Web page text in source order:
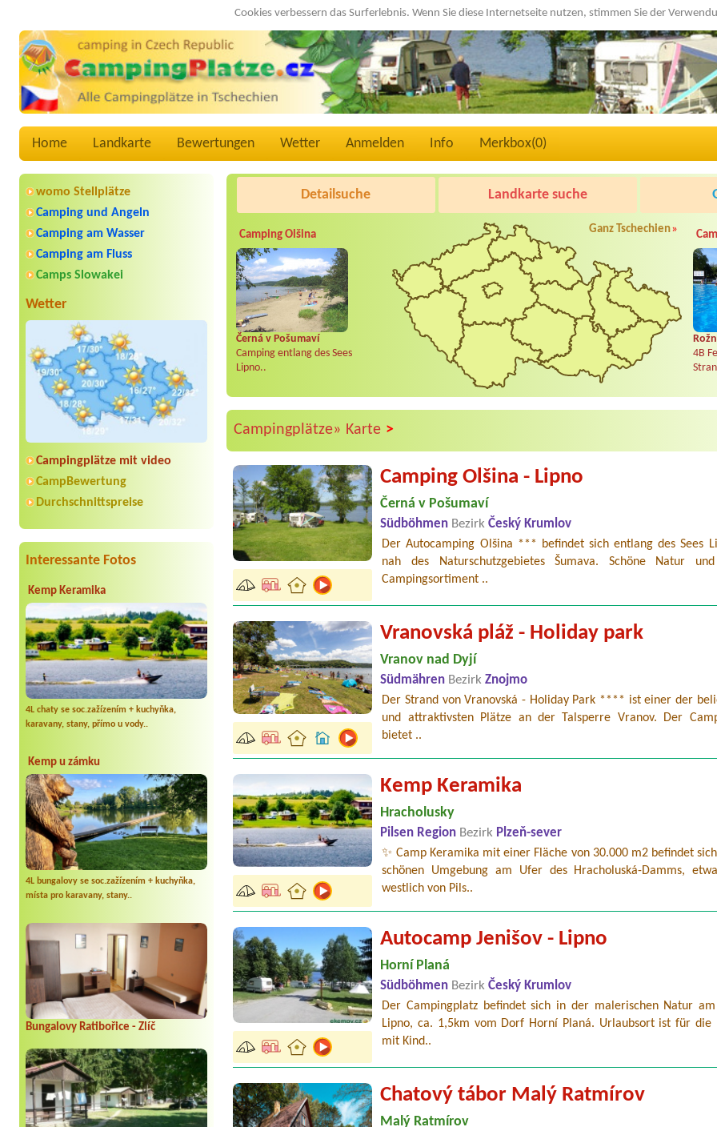
Cookies verbessern das Surferlebnis. Wenn Sie diese Internetseite nutzen, stimmen Sie der
Home Landkarte Bewertungen Wetter Anmelden Info Merkbox(0)
womo Stellplätze
Camping und Angeln
Camping am Wasser
Camping am Fluss
Camps Slowakei
Wetter
Campingplätze mit video
CampBewertung
Durchschnittspreise
Interessante Fotos
Kemp Keramika
4L chaty se soc.zažízením + kuchyňka,
karavany, stany, přímo u vody..
Kemp u zámku
4L bungalovy se soc.zažízením + kuchyňka,
místa pro karavany, stany..
Bungalovy Ratibořice - Zlíč
Detailsuche Landkarte suche
Camping Olšina
Černá v Pošumaví
Camping entlang des Sees
Lipno..
Ganz Tschechien»
4B
Campingplätze» Karte >
Camping Olšina - Lipno
Černá v Pošumaví
Südböhmen Bezirk Český Krumlov
Der Autocamping Olšina *** befindet sich entlang des Sees
nah des Naturschutzgebietes Šumava. Schöne Natur
Campingsortiment ..
Vranovská pláž - Holiday park
Vranov nad Dyjí
Südmähren Bezirk Znojmo
Der Strand von Vranovská - Holiday Park **** ist einer der
und attraktivsten Plätze an der Talsperre Vranov. Der
bietet ..
Kemp Keramika
Hracholusky
Pilsen Region Bezirk Plzeň-sever
✨ Camp Keramika mit einer Fläche von 30.000 m2 befindet
schönen Umgebung am Ufer des Hracholuská-Damms,
westlich von Pils..
Autocamp Jenišov - Lipno
Horní Planá
Südböhmen Bezirk Český Krumlov
Der Campingplatz befindet sich in der malerischen Natur am
Lipno, ca. 1,5km vom Dorf Horní Planá. Urlaubsort ist für die
mit Kind..
Chatový tábor Malý Ratmírov
Malý Ratmírov